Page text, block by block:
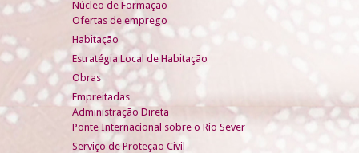
Núcleo de Formação
Ofertas de emprego
Habitação
Estratégia Local de Habitação
Obras
Empreitadas
Administração Direta
Ponte Internacional sobre o Rio Sever
Serviço de Proteção Civil